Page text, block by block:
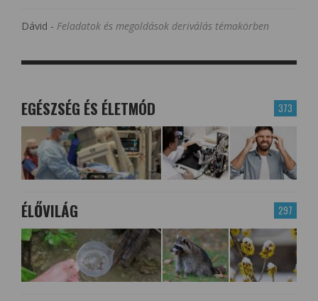
Dávid - Feladatok és megoldások deriválás témakörben
373
EGÉSZSÉG ÉS ÉLETMÓD
297
ÉLŐVILÁG